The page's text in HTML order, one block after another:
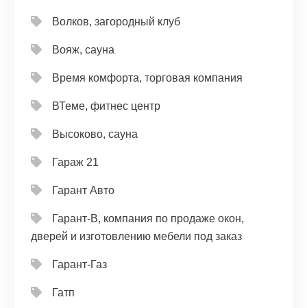
Волков, загородный клуб
Вояж, сауна
Время комфорта, торговая компания
ВТеме, фитнес центр
Высоково, сауна
Гараж 21
Гарант Авто
Гарант-В, компания по продаже окон,
дверей и изготовлению мебели под заказ
Гарант-Газ
Гатп